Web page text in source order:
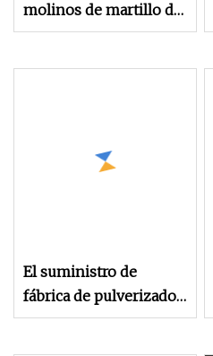
molinos de martillo de
virutas de madera para
El suministro de
fábrica de pulverizador
de madera